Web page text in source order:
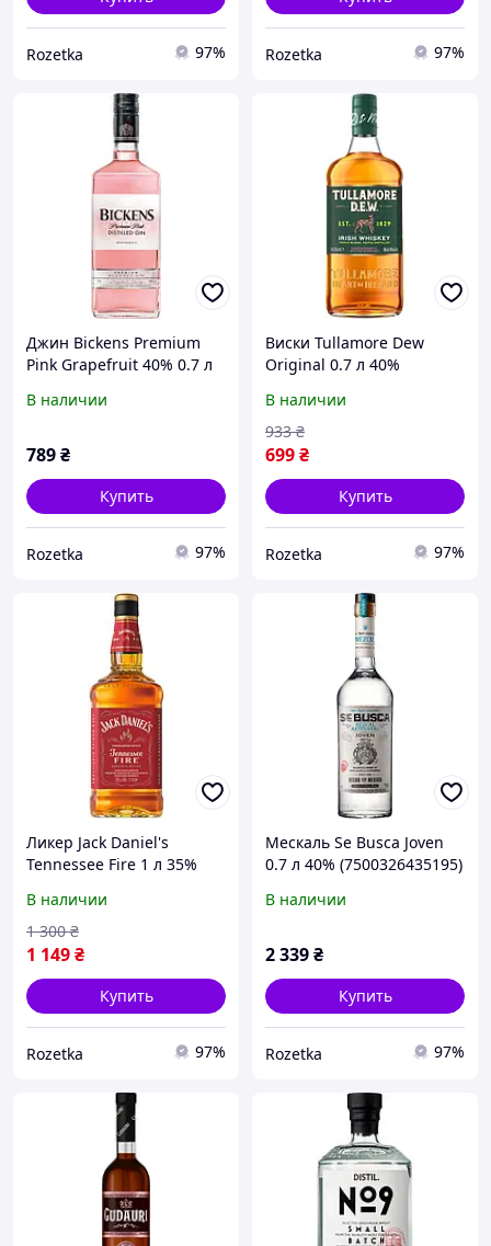
Rozetka 97% Rozetka 97%
Джин Bickens Premium
Pink Grapefruit 40% 0.7 л
В наличии
789₴
Купить
Rozetka 97%
Виски Tullamore Dew
Original 0.7 л 40%
В наличии
699₴
933 ₴
Купить
Rozetka 97%
Ликер Jack Daniel's
Tennessee Fire 1 л 35%
В наличии
1 149₴
1 300 ₴
Купить
Rozetka 97%
Мескаль Se Busca Joven
0.7 л 40% (7500326435195)
В наличии
2 339₴
Купить
Rozetka 97%